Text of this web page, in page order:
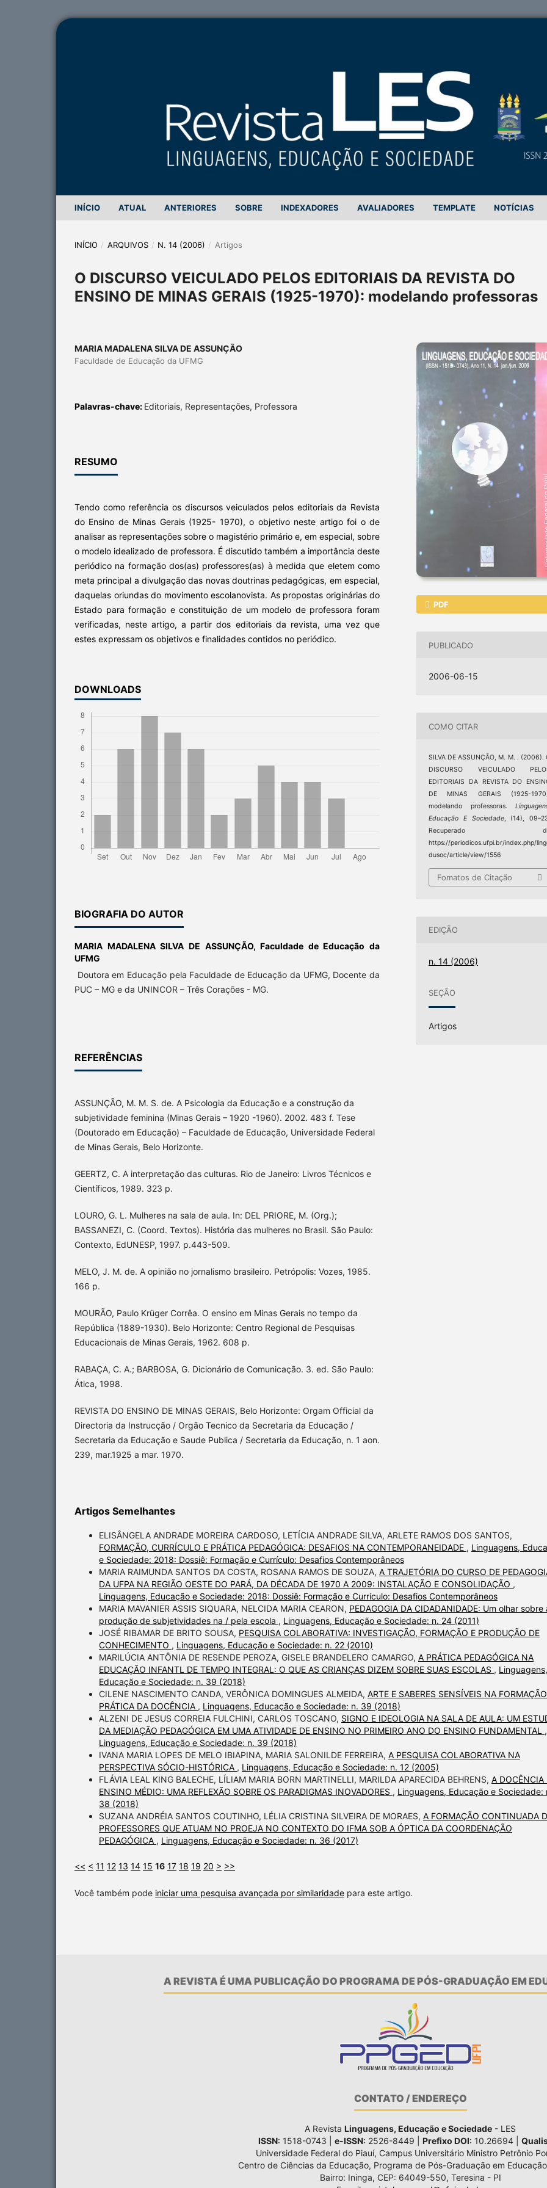
INÍCIO ATUAL ANTERIORES SOBRE INDEXADORES AVALIADORES TEMPLATE NOTÍCIAS
INÍCIO / ARQUIVOS / N. 14 (2006) / Artigos
O DISCURSO VEICULADO PELOS EDITORIAIS DA REVISTA DO
ENSINO DE MINAS GERAIS (1925-1970): modelando professoras
MARIA MADALENA SILVA DE ASSUNÇÃO
Faculdade de Educação da UFMG
Palavras-chave: Editoriais, Representações, Professora
RESUMO
Tendo como referência os discursos veiculados pelos editoriais da Revista
do Ensino de Minas Gerais (1925- 1970), o objetivo neste artigo foi o de
analisar as representações sobre o magistério primário e, em especial, sobre
o modelo idealizado de professora. É discutido também a importância deste
periódico na formação dos(as) professores(as) à medida que eletem como
meta principal a divulgação das novas doutrinas pedagógicas, em especial,
daquelas oriundas do movimento escolanovista. As propostas originárias do
Estado para formação e constituição de um modelo de professora foram
verificadas, neste artigo, a partir dos editoriais da revista, uma vez que
estes expressam os objetivos e finalidades contidos no periódico.
DOWNLOADS
BIOGRAFIA DO AUTOR
MARIA MADALENA SILVA DE ASSUNÇÃO,Faculdade de Educação da
UFMG
Doutora em Educação pela Faculdade de Educação da UFMG, Docente da
PUC – MG e da UNINCOR – Três Corações - MG.
REFERÊNCIAS
ASSUNÇÃO, M. M. S. de. A Psicologia da Educação e a construção da
subjetividade feminina (Minas Gerais – 1920 -1960). 2002. 483 f. Tese
(Doutorado em Educação) – Faculdade de Educação, Universidade Federal
de Minas Gerais, Belo Horizonte.
GEERTZ, C. A interpretação das culturas. Rio de Janeiro: Livros Técnicos e
Científicos, 1989. 323 p.
LOURO, G. L. Mulheres na sala de aula. In: DEL PRIORE, M. (Org.);
BASSANEZI, C. (Coord. Textos). História das mulheres no Brasil. São Paulo:
Contexto, EdUNESP, 1997. p.443-509.
MELO, J. M. de. A opinião no jornalismo brasileiro. Petrópolis: Vozes, 1985.
166 p.
MOURÃO, Paulo Krüger Corrêa. O ensino em Minas Gerais no tempo da
República (1889-1930). Belo Horizonte: Centro Regional de Pesquisas
Educacionais de Minas Gerais, 1962. 608 p.
RABAÇA, C. A.; BARBOSA, G. Dicionário de Comunicação. 3. ed. São Paulo:
Ática, 1998.
REVISTA DO ENSINO DE MINAS GERAIS, Belo Horizonte: Orgam Official da
Directoria da Instrucção / Orgão Tecnico da Secretaria da Educação /
Secretaria da Educação e Saude Publica / Secretaria da Educação, n. 1 aon.
239, mar.1925 a mar. 1970.
PDF
PUBLICADO
2006-06-15
COMO CITAR
SILVA DE ASSUNÇÃO, M. M. . (2006).
DISCURSO VEICULADO
EDITORIAIS DA REVISTA DO
DE MINAS GERAIS (1925-
modelando professoras.
Educação E Sociedade, (14),
Recuperado
https://periodicos.ufpi.br/index.php/
dusoc/article/view/1556
Fomatos de Citação
EDIÇÃO
n. 14 (2006)
SEÇÃO
Artigos
Artigos Semelhantes
ELISÂNGELA ANDRADE MOREIRA CARDOSO, LETÍCIA ANDRADE SILVA, ARLETE RAMOS DOS SANTOS,
FORMAÇÃO, CURRÍCULO E PRÁTICA PEDAGÓGICA: DESAFIOS NA CONTEMPORANEIDADE , Linguagens,
e Sociedade: 2018: Dossiê: Formação e Currículo: Desafios Contemporâneos
MARIA RAIMUNDA SANTOS DA COSTA, ROSANA RAMOS DE SOUZA, A TRAJETÓRIA DO CURSO DE
DA UFPA NA REGIÃO OESTE DO PARÁ, DA DÉCADA DE 1970 A 2009: INSTALAÇÃO E CONSOLIDAÇÃO ,
Linguagens, Educação e Sociedade: 2018: Dossiê: Formação e Currículo: Desafios Contemporâneos
MARIA MAVANIER ASSIS SIQUARA, NELCIDA MARIA CEARON, PEDAGOGIA DA CIDADANIDADE: Um olhar sobre
produção de subjetividades na / pela escola , Linguagens, Educação e Sociedade: n. 24 (2011)
JOSÉ RIBAMAR DE BRITO SOUSA, PESQUISA COLABORATIVA: INVESTIGAÇÃO, FORMAÇÃO E PRODUÇÃO DE
CONHECIMENTO , Linguagens, Educação e Sociedade: n. 22 (2010)
MARILÚCIA ANTÔNIA DE RESENDE PEROZA, GISELE BRANDELERO CAMARGO, A PRÁTICA PEDAGÓGICA NA
EDUCAÇÃO INFANTL DE TEMPO INTEGRAL: O QUE AS CRIANÇAS DIZEM SOBRE SUAS ESCOLAS , Linguagens,
Educação e Sociedade: n. 39 (2018)
CILENE NASCIMENTO CANDA, VERÔNICA DOMINGUES ALMEIDA, ARTE E SABERES SENSÍVEIS NA
PRÁTICA DA DOCÊNCIA , Linguagens, Educação e Sociedade: n. 39 (2018)
ALZENI DE JESUS CORREIA FULCHINI, CARLOS TOSCANO, SIGNO E IDEOLOGIA NA SALA DE AULA: UM
DA MEDIAÇÃO PEDAGÓGICA EM UMA ATIVIDADE DE ENSINO NO PRIMEIRO ANO DO ENSINO FUNDAMENTAL ,
Linguagens, Educação e Sociedade: n. 39 (2018)
IVANA MARIA LOPES DE MELO IBIAPINA, MARIA SALONILDE FERREIRA, A PESQUISA COLABORATIVA NA
PERSPECTIVA SÓCIO-HISTÓRICA , Linguagens, Educação e Sociedade: n. 12 (2005)
FLÁVIA LEAL KING BALECHE, LÍLIAM MARIA BORN MARTINELLI, MARILDA APARECIDA BEHRENS, A DOCÊNCIA
ENSINO MÉDIO: UMA REFLEXÃO SOBRE OS PARADIGMAS INOVADORES , Linguagens, Educação e Sociedade:
38 (2018)
SUZANA ANDRÉIA SANTOS COUTINHO, LÉLIA CRISTINA SILVEIRA DE MORAES, A FORMAÇÃO CONTINUADA
PROFESSORES QUE ATUAM NO PROEJA NO CONTEXTO DO IFMA SOB A ÓPTICA DA COORDENAÇÃO
PEDAGÓGICA , Linguagens, Educação e Sociedade: n. 36 (2017)
<< < 11 12 13 14 15 16 17 18 19 20 > >>
Você também pode iniciar uma pesquisa avançada por similaridade para este artigo.
A REVISTA É UMA PUBLICAÇÃO DO PROGRAMA DE PÓS-GRADUAÇÃO EM
CONTATO / ENDEREÇO
A Revista Linguagens, Educação e Sociedade - LES
ISSN: 1518-0743 | e-ISSN: 2526-8449 | Prefixo DOI: 10.26694 |
Universidade Federal do Piauí, Campus Universitário Ministro Petrônio
Centro de Ciências da Educação, Programa de Pós-Graduação em
Bairro: Ininga, CEP: 64049-550, Teresina - PI